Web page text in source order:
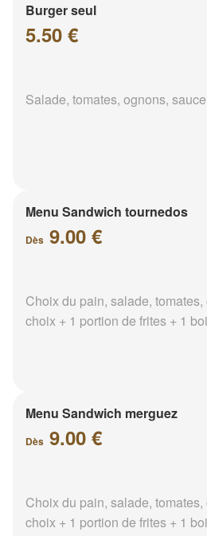
Burger seul
5.50 €
Salade, tomates, ognons,
Menu Sandwich tournedos
Dès 9.00 €
Choix du pain, salade,
choix + 1 portion de frites + 1
Menu Sandwich merguez
Dès 9.00 €
Choix du pain, salade,
choix + 1 portion de frites + 1